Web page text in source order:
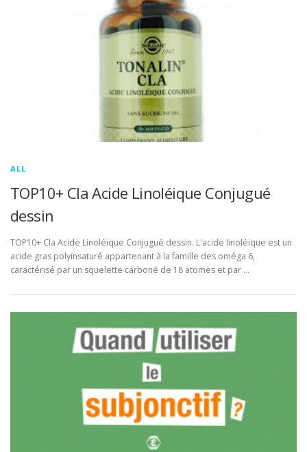
ALL
TOP10+ Cla Acide Linoléique Conjugué
dessin
TOP10+ Cla Acide Linoléique Conjugué dessin. L'acide linoléique est un
acide gras polyinsaturé appartenant à la famille des oméga 6,
caractérisé par un squelette carboné de 18 atomes et par …